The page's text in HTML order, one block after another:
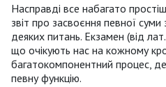
Насправді все набагато
звіт про засвоєння певної
деяких питань. Екзамен (від
що очікують нас на кожному
багатокомпонентний процес,
певну функцію.